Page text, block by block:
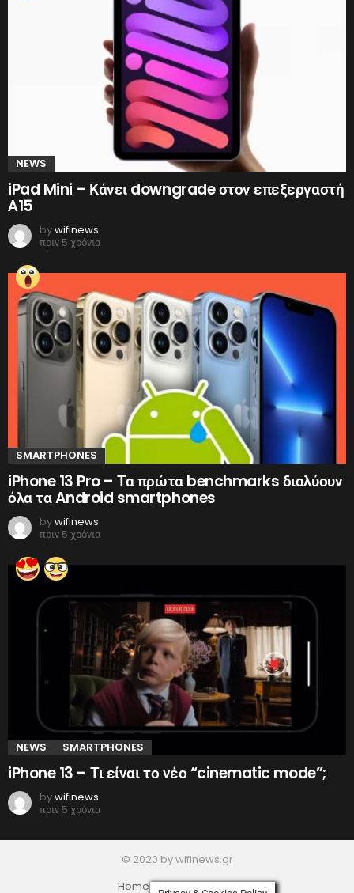
NEWS
iPad Mini – Κάνει downgrade στον επεξεργαστή
Α15
bywifinews
πριν 5 χρόνια
SMARTPHONES
iPhone 13 Pro – Τα πρώτα benchmarks διαλύουν
όλα τα Android smartphones
bywifinews
πριν 5 χρόνια
NEWS SMARTPHONES
iPhone 13 – Τι είναι το νέο “cinematic mode”;
bywifinews
πριν 5 χρόνια
© 2020 by wifinews.gr
Home
Privacy Policy